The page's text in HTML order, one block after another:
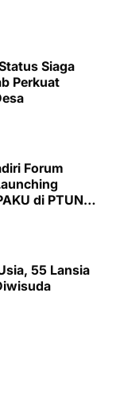
Siaga
Perkuat
Forum
di PTUN
55 Lansia